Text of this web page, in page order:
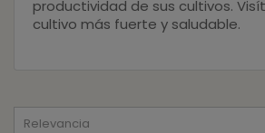
productividad de sus cultivos.
cultivo más fuerte y saludable.
Relevancia